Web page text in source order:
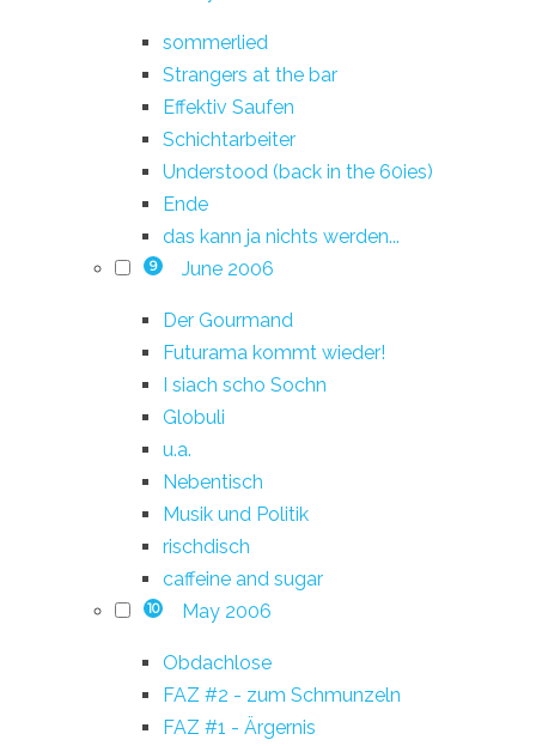
sommerlied
Strangers at the bar
Effektiv Saufen
Schichtarbeiter
Understood (back in the 60ies)
Ende
das kann ja nichts werden...
9 June 2006
Der Gourmand
Futurama kommt wieder!
I siach scho Sochn
Globuli
u.a.
Nebentisch
Musik und Politik
rischdisch
caffeine and sugar
10 May 2006
Obdachlose
FAZ #2 - zum Schmunzeln
FAZ #1 - Ärgernis